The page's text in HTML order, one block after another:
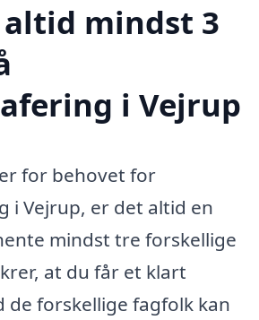
mindst 3
i Vejrup
for behovet for
i Vejrup, er det altid en
mindst tre forskellige
at du får et klart
de forskellige fagfolk kan